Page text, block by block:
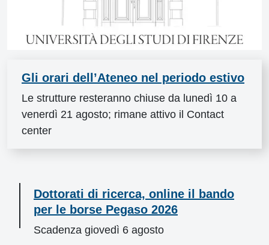
Gli orari dell’Ateneo nel periodo estivo
Le strutture resteranno chiuse da lunedì 10 a
venerdì 21 agosto; rimane attivo il Contact
center
Dottorati di ricerca, online il bando
per le borse Pegaso 2026
Scadenza giovedì 6 agosto